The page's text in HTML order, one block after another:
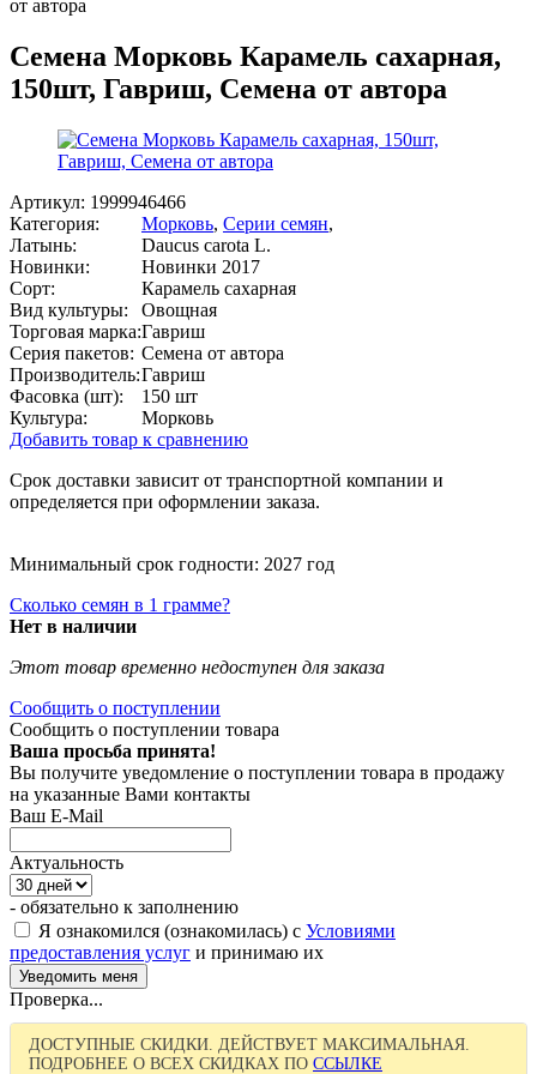
от автора
Семена Морковь Карамель сахарная,
150шт, Гавриш, Семена от автора
Артикул: 1999946466
Категория:
Морковь, Серии семян,
Латынь:
Daucus carota L.
Новинки:
Новинки 2017
Сорт:
Карамель сахарная
Вид культуры:
Овощная
Торговая марка:Гавриш
Серия пакетов: Семена от автора
Производитель:Гавриш
Фасовка (шт):
150 шт
Культура:
Морковь
Добавить товар к сравнению
Срок доставки зависит от транспортной компании и
определяется при оформлении заказа.
Минимальный срок годности: 2027 год
Сколько семян в 1 грамме?
Нет в наличии
Этот товар временно недоступен для заказа
Сообщить о поступлении
Сообщить о поступлении товара
Ваша просьба принята!
Вы получите уведомление о поступлении товара в продажу
на указанные Вами контакты
Ваш E-Mail
Актуальность
- обязательно к заполнению
Я ознакомился (ознакомилась) с Условиями
предоставления услуг и принимаю их
Проверка...
ДОСТУПНЫЕ СКИДКИ. ДЕЙСТВУЕТ МАКСИМАЛЬНАЯ.
ПОДРОБНЕЕ О ВСЕХ СКИДКАХ ПО ССЫЛКЕ